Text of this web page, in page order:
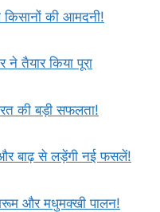
किसानों की आमदनी!
ने तैयार किया पूरा
की बड़ी सफलता!
बाढ़ से लड़ेंगी नई फसलें!
और मधुमक्खी पालन!